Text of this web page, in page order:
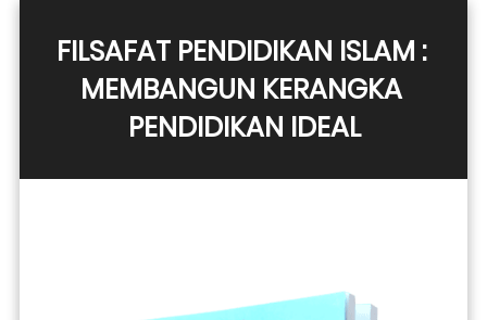
FILSAFAT PENDIDIKAN ISLAM :
MEMBANGUN KERANGKA
PENDIDIKAN IDEAL